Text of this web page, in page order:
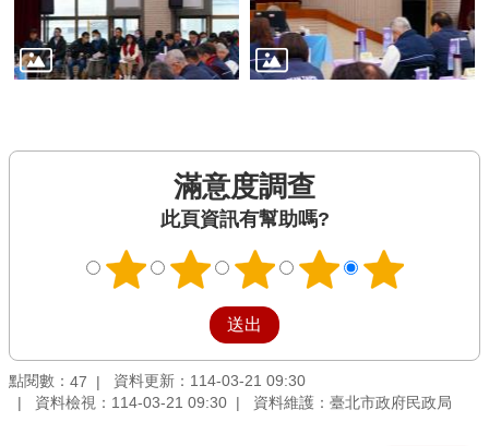
滿意度調查
此頁資訊有幫助嗎?
點閱數： 47
資料更新：114-03-21 09:30
資料檢視：114-03-21 09:30
資料維護：臺北市政府民政局